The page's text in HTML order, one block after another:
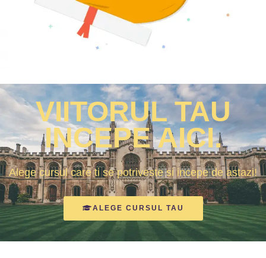
VIITORUL TAU
INCEPE AICI.
Alege cursul care ti se potriveste si incepe de astazi!
ALEGE CURSUL TAU